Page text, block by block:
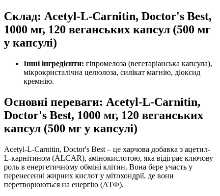
Склад: Acetyl-L-Carnitin, Doctor's Best,
1000 мг, 120 веганських капсул (500 мг
у капсулі)
Інші інгредієнти: гіпромелоза (вегетаріанська капсула),
мікрокристалічна целюлоза, силікат магнію, діоксид
кремнію.
Основні переваги: Acetyl-L-Carnitin,
Doctor's Best, 1000 мг, 120 веганських
капсул (500 мг у капсулі)
Acetyl-L-Carnitin, Doctor's Best – це харчова добавка з ацетил-
L-карнітином (ALCAR), амінокислотою, яка відіграє ключову
роль в енергетичному обміні клітин. Вона бере участь у
перенесенні жирних кислот у мітохондрії, де вони
перетворюються на енергію (АТФ).